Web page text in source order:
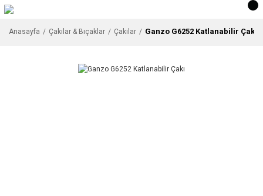
Anasayfa Çakılar & Bıçaklar Çakılar Ganzo G6252 Katlanabilir Çakı